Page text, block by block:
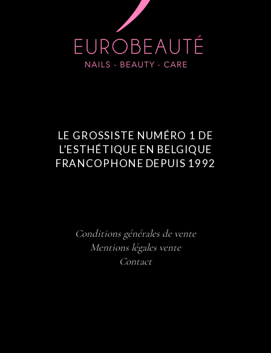
LE GROSSISTE NUMÉRO 1 DE
L’ESTHÉTIQUE EN BELGIQUE
FRANCOPHONE DEPUIS 1992
Conditions générales de vente
Mentions légales vente
Contact